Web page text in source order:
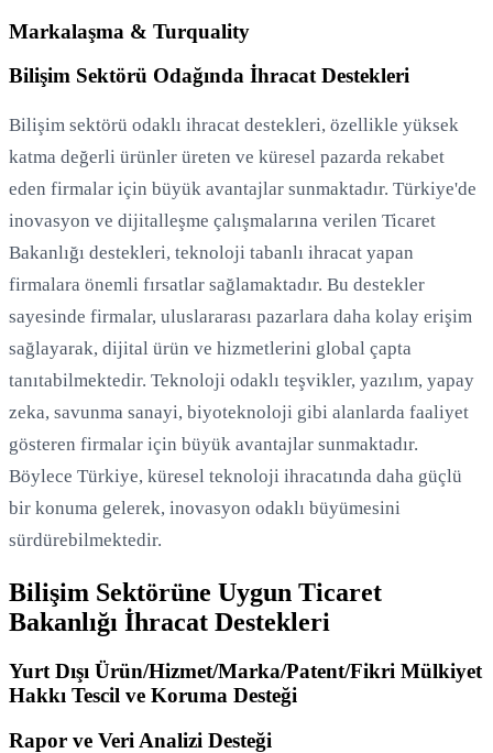
Markalaşma & Turquality
Bilişim Sektörü Odağında İhracat Destekleri
Bilişim sektörü odaklı ihracat destekleri, özellikle yüksek
katma değerli ürünler üreten ve küresel pazarda rekabet
eden firmalar için büyük avantajlar sunmaktadır. Türkiye'de
inovasyon ve dijitalleşme çalışmalarına verilen Ticaret
Bakanlığı destekleri, teknoloji tabanlı ihracat yapan
firmalara önemli fırsatlar sağlamaktadır. Bu destekler
sayesinde firmalar, uluslararası pazarlara daha kolay erişim
sağlayarak, dijital ürün ve hizmetlerini global çapta
tanıtabilmektedir. Teknoloji odaklı teşvikler, yazılım, yapay
zeka, savunma sanayi, biyoteknoloji gibi alanlarda faaliyet
gösteren firmalar için büyük avantajlar sunmaktadır.
Böylece Türkiye, küresel teknoloji ihracatında daha güçlü
bir konuma gelerek, inovasyon odaklı büyümesini
sürdürebilmektedir.
Bilişim Sektörüne Uygun Ticaret
Bakanlığı İhracat Destekleri
Yurt Dışı Ürün/Hizmet/Marka/Patent/Fikri Mülkiyet
Hakkı Tescil ve Koruma Desteği
Rapor ve Veri Analizi Desteği